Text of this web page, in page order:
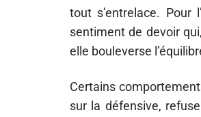
tout s’entrelace. Pour
sentiment de devoir
elle bouleverse
Certains
sur la défensive,